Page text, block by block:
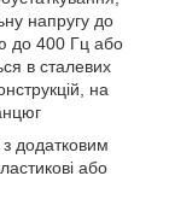
напругу до
до 400 Гц або
в сталевих
на
додатковим
або